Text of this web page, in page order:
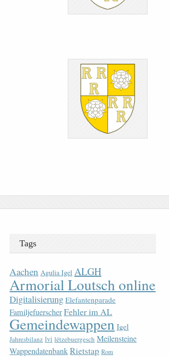
Tags
Aachen Agulia Igel ALGH
Armorial Loutsch online
Digitalisierung Elefantenparade
FamiljefuerscherFehler im AL
Gemeindewappen Igel
Jahresbilanz lvi lëtzebuergesch Meilensteine
WappendatenbankRietstap Rom